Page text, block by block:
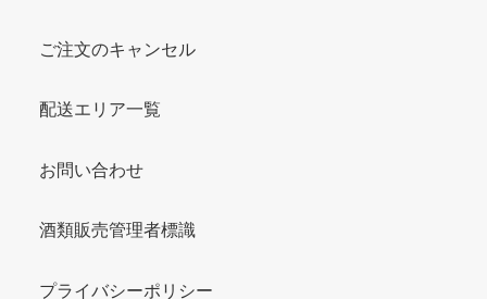
ご注文のキャンセル
配送エリア一覧
お問い合わせ
酒類販売管理者標識
プライバシーポリシー